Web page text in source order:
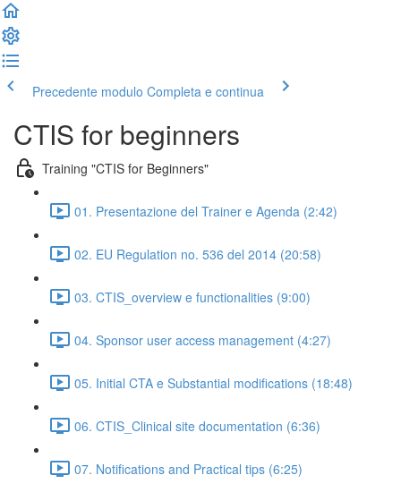
Precedente modulo Completa e continua
CTIS for beginners
Training "CTIS for Beginners"
01. Presentazione del Trainer e Agenda (2:42)
02. EU Regulation no. 536 del 2014 (20:58)
03. CTIS_overview e functionalities (9:00)
04. Sponsor user access management (4:27)
05. Initial CTA e Substantial modifications (18:48)
06. CTIS_Clinical site documentation (6:36)
07. Notifications and Practical tips (6:25)